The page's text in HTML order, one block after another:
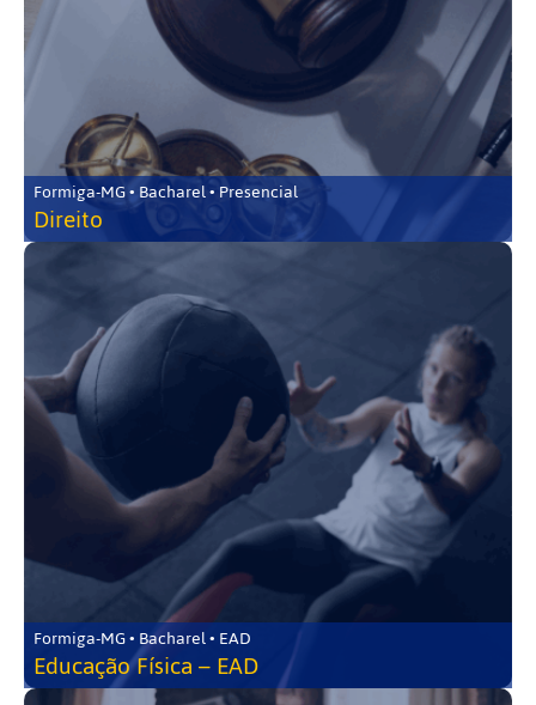
Formiga-MG • Bacharel • Presencial
Direito
Formiga-MG • Bacharel • EAD
Educação Física – EAD